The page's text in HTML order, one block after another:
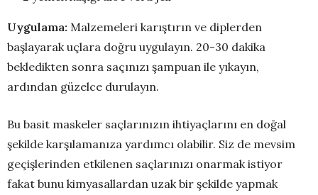
Uygulama: Malzemeleri karıştırın ve diplerden
başlayarak uçlara doğru uygulayın. 20-30 dakika
bekledikten sonra saçınızı şampuan ile yıkayın,
ardından güzelce durulayın.
Bu basit maskeler saçlarınızın ihtiyaçlarını en doğal
şekilde karşılamanıza yardımcı olabilir. Siz de mevsim
geçişlerinden etkilenen saçlarınızı onarmak istiyor
fakat bunu kimyasallardan uzak bir şekilde yapmak